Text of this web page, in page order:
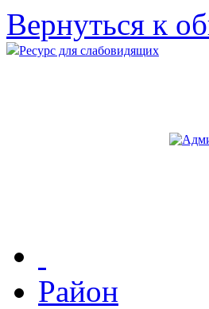
Вернуться к
Ресурс для слабовидящих
Район